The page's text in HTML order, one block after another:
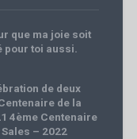
que ma joie soit
pour toi aussi.
de deux
de la
4ème Centenaire
– 2022